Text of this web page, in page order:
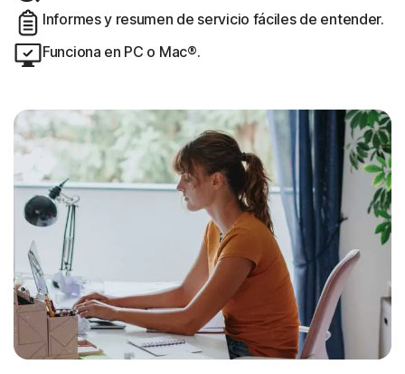
Informes y resumen de servicio fáciles de entender.
Funciona en PC o Mac®.